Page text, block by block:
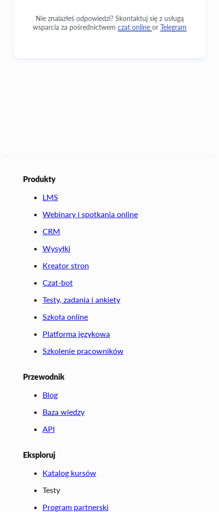
Nie znalazłeś odpowiedzi? Skontaktuj się z usługą
wsparcia za pośrednictwem czat online or Telegram
Produkty
LMS
Webinary i spotkania online
CRM
Wysyłki
Kreator stron
Czat-bot
Testy, zadania i ankiety
Szkoła online
Platforma językowa
Szkolenie pracowników
Przewodnik
Blog
Baza wiedzy
API
Eksploruj
Katalog kursów
Testy
Program partnerski